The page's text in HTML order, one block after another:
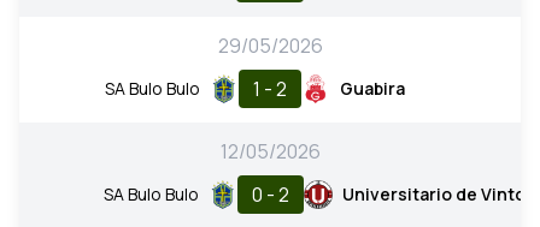
29/05/2026
SA Bulo Bulo 1 - 2 Guabira
12/05/2026
SA Bulo Bulo 0 - 2 Universitario de Vinto